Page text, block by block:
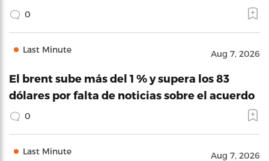
0
Last Minute Aug 7, 2026
El brent sube más del 1 % y supera los 83
dólares por falta de noticias sobre el acuerdo
0
Last Minute Aug 7, 2026